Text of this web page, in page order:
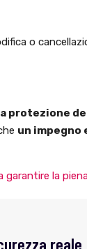
o
protezione
un impegno
la
reale